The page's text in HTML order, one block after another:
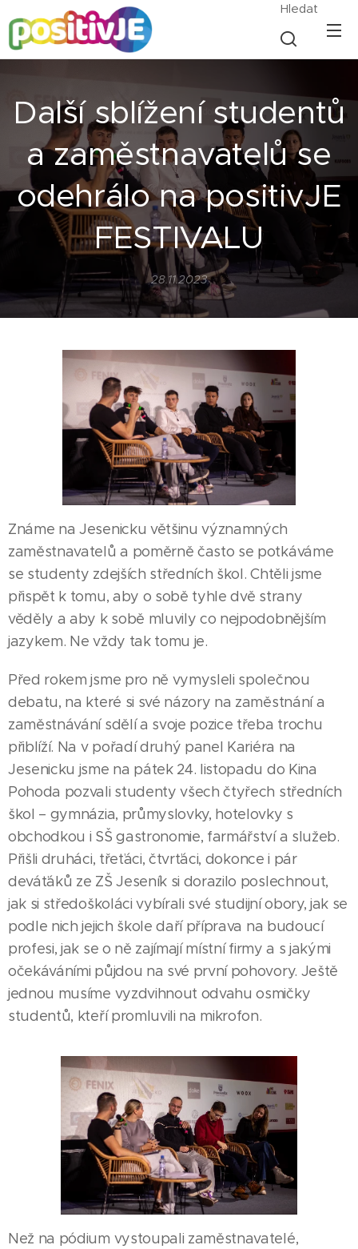
Hledat
Další sblížení studentů
a zaměstnavatelů se
odehrálo na positivJE
FESTIVALU
28.11.2023
Známe na Jesenicku většinu významných
zaměstnavatelů a poměrně často se potkáváme
se studenty zdejších středních škol. Chtěli jsme
přispět k tomu, aby o sobě tyhle dvě strany
věděly a aby k sobě mluvily co nejpodobnějším
jazykem. Ne vždy tak tomu je.
Před rokem jsme pro ně vymysleli společnou
debatu, na které si své názory na zaměstnání a
zaměstnávání sdělí a svoje pozice třeba trochu
přiblíží. Na v pořadí druhý panel Kariéra na
Jesenicku jsme na pátek 24. listopadu do Kina
Pohoda pozvali studenty všech čtyřech středních
škol – gymnázia, průmyslovky, hotelovky s
obchodkou i SŠ gastronomie, farmářství a služeb.
Přišli druháci, třeťáci, čtvrťáci, dokonce i pár
deváťáků ze ZŠ Jeseník si dorazilo poslechnout,
jak si středoškoláci vybírali své studijní obory, jak se
podle nich jejich škole daří příprava na budoucí
profesi, jak se o ně zajímají místní firmy a s jakými
očekáváními půjdou na své první pohovory. Ještě
jednou musíme vyzdvihnout odvahu osmičky
studentů, kteří promluvili na mikrofon.
Než na pódium vystoupali zaměstnavatelé,